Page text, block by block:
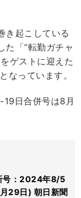
き起こしている
た「“転勤ガチャ
ゲストに迎えた
なっています。
日合併号は8月
号：2024年8/5
29日) 朝日新聞